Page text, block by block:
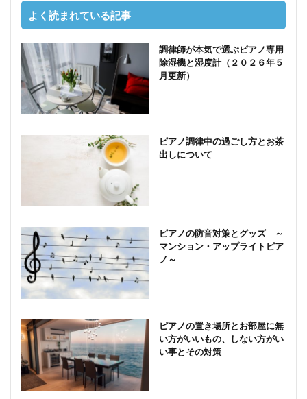
よく読まれている記事
調律師が本気で選ぶピアノ専用
除湿機と湿度計（２０２６年５
月更新）
ピアノ調律中の過ごし方とお茶
出しについて
ピアノの防音対策とグッズ ～
マンション・アップライトピア
ノ～
ピアノの置き場所とお部屋に無
い方がいいもの、しない方がい
い事とその対策